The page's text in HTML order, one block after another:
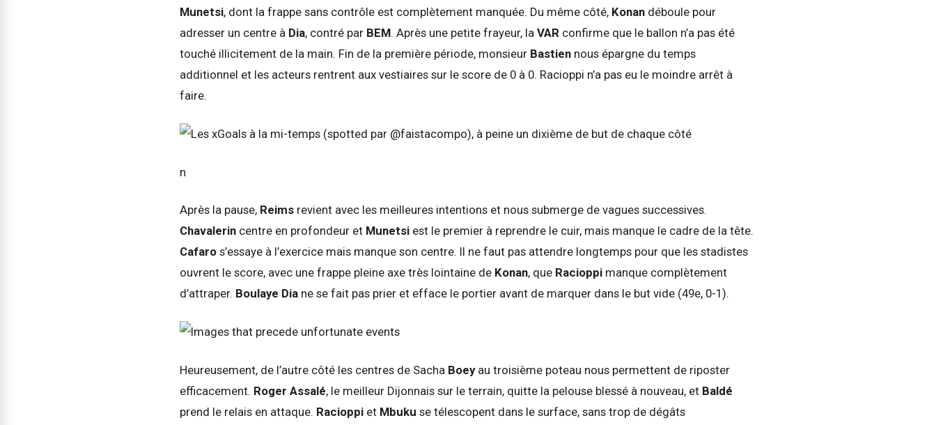
Munetsi, dont la frappe sans contrôle est complètement manquée. Du même côté, Konan déboule pour
adresser un centre à Dia, contré par BEM. Après une petite frayeur, la VAR confirme que le ballon n’a pas été
touché illicitement de la main. Fin de la première période, monsieur Bastien nous épargne du temps
additionnel et les acteurs rentrent aux vestiaires sur le score de 0 à 0. Racioppi n’a pas eu le moindre arrêt à
faire.
n
Après la pause, Reims revient avec les meilleures intentions et nous submerge de vagues successives.
Chavalerin centre en profondeur et Munetsi est le premier à reprendre le cuir, mais manque le cadre de la tête.
Cafaro s’essaye à l’exercice mais manque son centre. Il ne faut pas attendre longtemps pour que les stadistes
ouvrent le score, avec une frappe pleine axe très lointaine de Konan, que Racioppi manque complètement
d’attraper. Boulaye Dia ne se fait pas prier et efface le portier avant de marquer dans le but vide (49e, 0-1).
Heureusement, de l’autre côté les centres de Sacha Boey au troisième poteau nous permettent de riposter
efficacement. Roger Assalé, le meilleur Dijonnais sur le terrain, quitte la pelouse blessé à nouveau, et Baldé
prend le relais en attaque. Racioppi et Mbuku se télescopent dans le surface, sans trop de dégâts